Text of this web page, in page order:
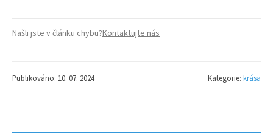
Našli jste v článku chybu?Kontaktujte nás
Publikováno: 10. 07. 2024 Kategorie: krása